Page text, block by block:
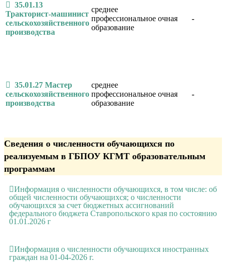
35.01.13
Тракторист-машинист
сельскохозяйственного
производства
среднее
профессиональное
образование
очная -
35.01.27 Мастер
сельскохозяйственного
производства
среднее
профессиональное
образование
очная -
Сведения о численности обучающихся по
реализуемым в ГБПОУ КГМТ образовательным
программам
Информация о численности обучающихся, в том числе: об
общей численности обучающихся; о численности
обучающихся за счет бюджетных ассигнований
федерального бюджета Ставропольского края по состоянию
01.01.2026 г
Информация о численности обучающихся иностранных
граждан на 01-04-2026 г.